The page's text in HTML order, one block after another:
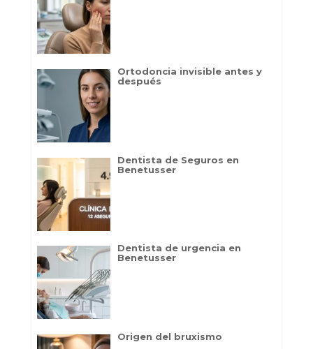
Ortodoncia invisible antes y
después
Dentista de Seguros en
Benetusser
Dentista de urgencia en
Benetusser
Origen del bruxismo